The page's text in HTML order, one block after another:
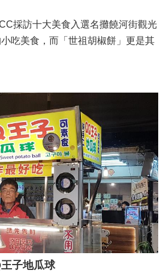
採訪十大美食入選名攤饒河街觀光
吃美食，而「世祖胡椒餅」更是其
子地瓜球